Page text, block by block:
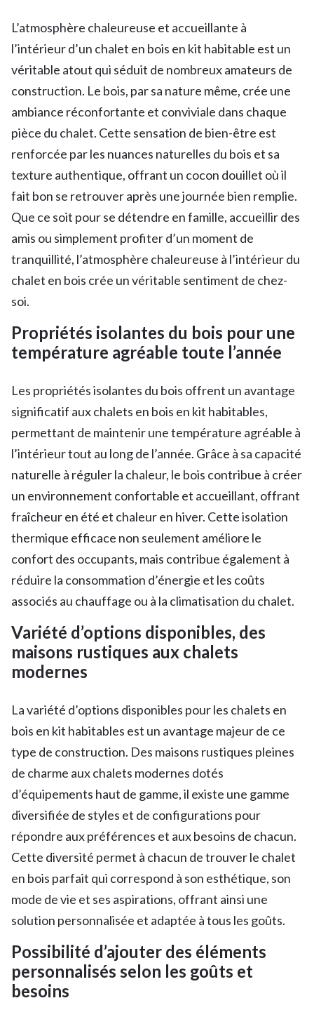
L’atmosphère chaleureuse et accueillante à
l’intérieur d’un chalet en bois en kit habitable est un
véritable atout qui séduit de nombreux amateurs de
construction. Le bois, par sa nature même, crée une
ambiance réconfortante et conviviale dans chaque
pièce du chalet. Cette sensation de bien-être est
renforcée par les nuances naturelles du bois et sa
texture authentique, offrant un cocon douillet où il
fait bon se retrouver après une journée bien remplie.
Que ce soit pour se détendre en famille, accueillir des
amis ou simplement profiter d’un moment de
tranquillité, l’atmosphère chaleureuse à l’intérieur du
chalet en bois crée un véritable sentiment de chez-
soi.
Propriétés isolantes du bois pour une
température agréable toute l’année
Les propriétés isolantes du bois offrent un avantage
significatif aux chalets en bois en kit habitables,
permettant de maintenir une température agréable à
l’intérieur tout au long de l’année. Grâce à sa capacité
naturelle à réguler la chaleur, le bois contribue à créer
un environnement confortable et accueillant, offrant
fraîcheur en été et chaleur en hiver. Cette isolation
thermique efficace non seulement améliore le
confort des occupants, mais contribue également à
réduire la consommation d’énergie et les coûts
associés au chauffage ou à la climatisation du chalet.
Variété d’options disponibles, des
maisons rustiques aux chalets
modernes
La variété d’options disponibles pour les chalets en
bois en kit habitables est un avantage majeur de ce
type de construction. Des maisons rustiques pleines
de charme aux chalets modernes dotés
d’équipements haut de gamme, il existe une gamme
diversifiée de styles et de configurations pour
répondre aux préférences et aux besoins de chacun.
Cette diversité permet à chacun de trouver le chalet
en bois parfait qui correspond à son esthétique, son
mode de vie et ses aspirations, offrant ainsi une
solution personnalisée et adaptée à tous les goûts.
Possibilité d’ajouter des éléments
personnalisés selon les goûts et
besoins